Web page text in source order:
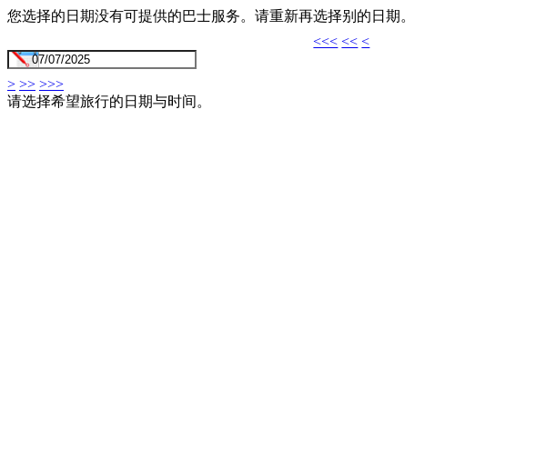
您选择的日期没有可提供的巴士服务。请重新再选择别的日期。
<<< << <
> >> >>>
请选择希望旅行的日期与时间。